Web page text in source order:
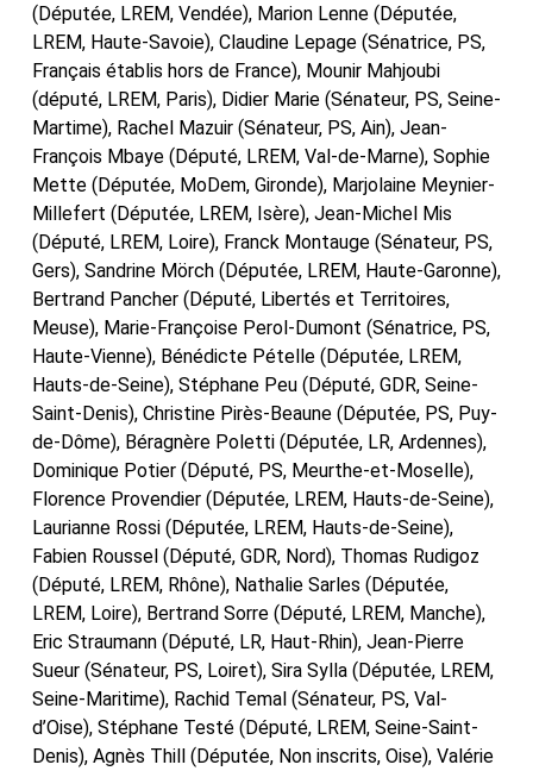
(Députée, LREM, Vendée), Marion Lenne (Députée,
LREM, Haute-Savoie), Claudine Lepage (Sénatrice, PS,
Français établis hors de France), Mounir Mahjoubi
(député, LREM, Paris), Didier Marie (Sénateur, PS, Seine-
Martime), Rachel Mazuir (Sénateur, PS, Ain), Jean-
François Mbaye (Député, LREM, Val-de-Marne), Sophie
Mette (Députée, MoDem, Gironde), Marjolaine Meynier-
Millefert (Députée, LREM, Isère), Jean-Michel Mis
(Député, LREM, Loire), Franck Montauge (Sénateur, PS,
Gers), Sandrine Mörch (Députée, LREM, Haute-Garonne),
Bertrand Pancher (Député, Libertés et Territoires,
Meuse), Marie-Françoise Perol-Dumont (Sénatrice, PS,
Haute-Vienne), Bénédicte Pételle (Députée, LREM,
Hauts-de-Seine), Stéphane Peu (Député, GDR, Seine-
Saint-Denis), Christine Pirès-Beaune (Députée, PS, Puy-
de-Dôme), Béragnère Poletti (Députée, LR, Ardennes),
Dominique Potier (Député, PS, Meurthe-et-Moselle),
Florence Provendier (Députée, LREM, Hauts-de-Seine),
Laurianne Rossi (Députée, LREM, Hauts-de-Seine),
Fabien Roussel (Député, GDR, Nord), Thomas Rudigoz
(Député, LREM, Rhône), Nathalie Sarles (Députée,
LREM, Loire), Bertrand Sorre (Député, LREM, Manche),
Eric Straumann (Député, LR, Haut-Rhin), Jean-Pierre
Sueur (Sénateur, PS, Loiret), Sira Sylla (Députée, LREM,
Seine-Maritime), Rachid Temal (Sénateur, PS, Val-
d’Oise), Stéphane Testé (Député, LREM, Seine-Saint-
Denis), Agnès Thill (Députée, Non inscrits, Oise), Valérie